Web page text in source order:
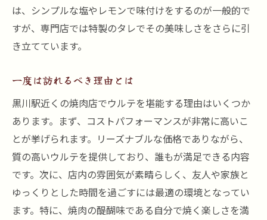
ウルテを楽しむための最適な来店時間
初めての訪問でも安心のガイド
ウルテと一緒に楽しむべきサイドメニュー
黒川駅周辺のお出かけプラン
焼肉店
家族連れに優しいサービスとは
友人と盛り上がるための店内設備
コスパ重視のメニュー選び方
予算内で楽しむためのメニューアレンジ
みんなで楽しめる飲み放題プラン
は、シンプルな塩やレモンで味付けをするのが一般的で
すが、専門店では特製のタレでその美味しさをさらに引
き立てています。
一度は訪れるべき理由とは
黒川駅近くの焼肉店でウルテを堪能する理由はいくつか
あります。まず、コストパフォーマンスが非常に高いこ
とが挙げられます。リーズナブルな価格でありながら、
質の高いウルテを提供しており、誰もが満足できる内容
です。次に、店内の雰囲気が素晴らしく、友人や家族と
ゆっくりとした時間を過ごすには最適の環境となってい
ます。特に、焼肉の醍醐味である自分で焼く楽しさを満